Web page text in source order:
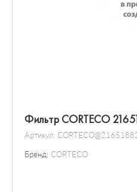
Фильтр CORTECO
Артикул:
Бренд: CORTECO